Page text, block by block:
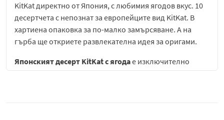
KitKat директно от Япония, с любимия ягодов вкус. 10
десертчета с непознат за европейците вид KitKat. В
хартиена опаковка за по-малко замърсяване. А на
гърба ще откриете развлекателна идея за оригами.
Японският десерт KitKat с ягодае изключително
популярна и обичана интерпретация на класическия